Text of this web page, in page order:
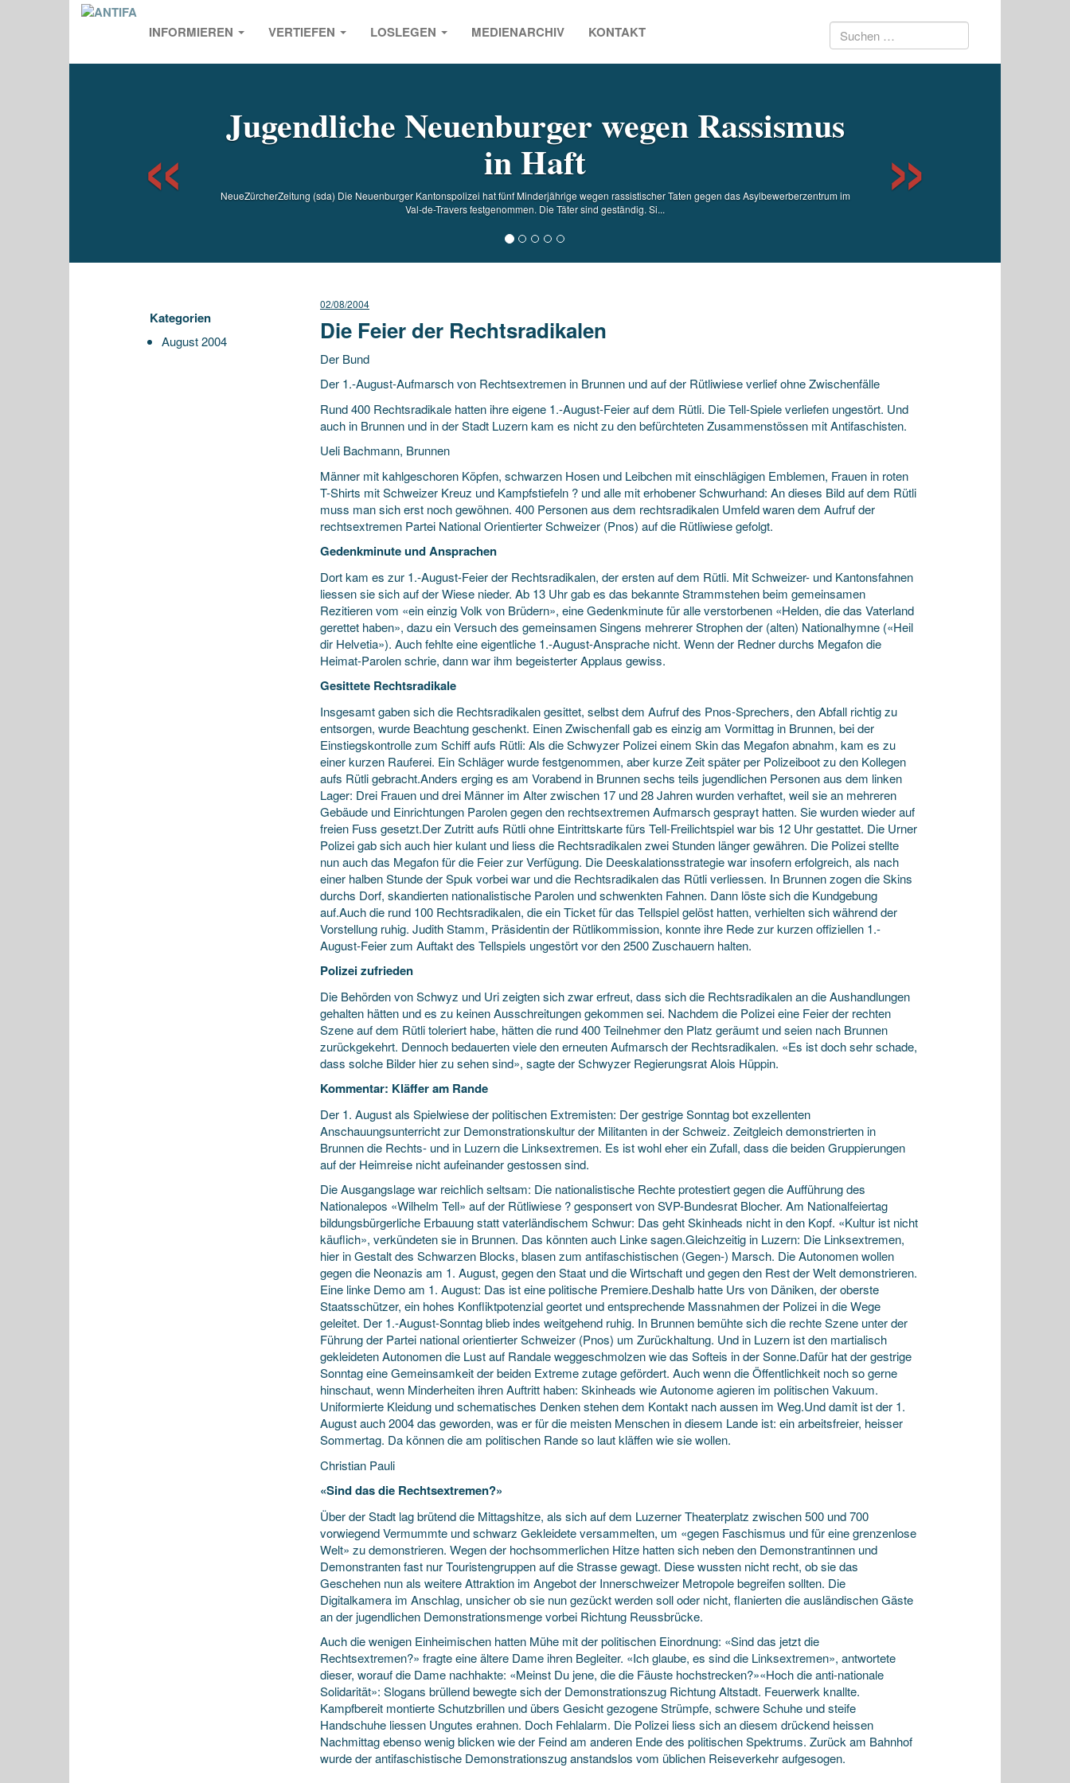
INFORMIEREN VERTIEFEN LOSLEGEN MEDIENARCHIV KONTAKT Suchen
Jugendliche Neuenburger wegen Rassismus
in Haft
NeueZürcherZeitung (sda) Die Neuenburger Kantonspolizei hat fünf Minderjährige wegen rassistischer Taten gegen das Asylbewerberzentrum im
Val-de-Travers festgenommen. Die Täter sind geständig. Si...
Previous
Kategorien
August 2004
02/08/2004
Die Feier der Rechtsradikalen
Der Bund
Der 1.-August-Aufmarsch von Rechtsextremen in Brunnen und auf der Rütliwiese verlief ohne Zwischenfälle
Rund 400 Rechtsradikale hatten ihre eigene 1.-August-Feier auf dem Rütli. Die Tell-Spiele verliefen ungestört. Und
auch in Brunnen und in der Stadt Luzernkam es nicht zu den befürchteten Zusammenstössen mit Antifaschisten.
Ueli Bachmann, Brunnen
Männer mit kahlgeschoren Köpfen, schwarzen Hosen und Leibchen mit einschlägigen Emblemen, Frauen in roten
T-Shirts mit Schweizer Kreuz und Kampfstiefeln ? und alle mit erhobener Schwurhand: An dieses Bild auf dem Rütli
muss man sich erst noch gewöhnen. 400 Personen aus dem rechtsradikalen Umfeld waren dem Aufruf der
rechtsextremen Partei National Orientierter Schweizer (Pnos) auf die Rütliwiese gefolgt.
Gedenkminute und Ansprachen
Dort kam es zur 1.-August-Feier der Rechtsradikalen, der ersten auf dem Rütli. Mit Schweizer- und Kantonsfahnen
liessen sie sich auf der Wiese nieder. Ab 13 Uhr gab es das bekannte Strammstehen beim gemeinsamen
Rezitieren vom «ein einzig Volk von Brüdern», eine Gedenkminute für alle verstorbenen «Helden, die das Vaterland
gerettet haben», dazu ein Versuch des gemeinsamen Singens mehrerer Strophen der (alten) Nationalhymne («Heil
dir Helvetia»). Auch fehlte eine eigentliche 1.-August-Ansprache nicht. Wenn der Redner durchs Megafon die
Heimat-Parolen schrie, dann war ihm begeisterter Applaus gewiss.
Gesittete Rechtsradikale
Insgesamt gaben sich die Rechtsradikalen gesittet, selbst dem Aufruf des Pnos-Sprechers, den Abfall richtig zu
entsorgen, wurde Beachtung geschenkt. Einen Zwischenfall gab es einzig am Vormittag in Brunnen, bei der
Einstiegskontrolle zum Schiff aufs Rütli: Als die Schwyzer Polizei einem Skin das Megafon abnahm, kam es zu
einer kurzen Rauferei. Ein Schläger wurde festgenommen, aber kurze Zeit später per Polizeiboot zu den Kollegen
aufs Rütli gebracht.Anders erging es am Vorabend in Brunnen sechs teils jugendlichen Personen aus dem linken
Lager: Drei Frauen und drei Männer im Alter zwischen 17 und 28 Jahren wurden verhaftet, weil sie an mehreren
Gebäude und Einrichtungen Parolen gegen den rechtsextremen Aufmarsch gesprayt hatten. Sie wurden wieder auf
freien Fuss gesetzt.Der Zutritt aufs Rütli ohne Eintrittskarte fürs Tell-Freilichtspiel war bis 12 Uhr gestattet. Die Urner
Polizei gab sich auch hier kulant und liess die Rechtsradikalen zwei Stunden länger gewähren. Die Polizei stellte
nun auch das Megafon für die Feier zur Verfügung. Die Deeskalationsstrategie war insofern erfolgreich, als nach
einer halben Stunde der Spuk vorbei war und die Rechtsradikalen das Rütli verliessen. In Brunnen zogen die Skins
durchs Dorf, skandierten nationalistische Parolen und schwenkten Fahnen. Dann löste sich die Kundgebung
auf.Auch die rund 100 Rechtsradikalen, die ein Ticket für das Tellspiel gelöst hatten, verhielten sich während der
Vorstellung ruhig. Judith Stamm, Präsidentin der Rütlikommission, konnte ihre Rede zur kurzen offiziellen 1.-
August-Feier zum Auftakt des Tellspiels ungestört vor den 2500 Zuschauern halten.
Polizei zufrieden
Die Behörden von Schwyz und Uri zeigten sich zwar erfreut, dass sich die Rechtsradikalen an die Aushandlungen
gehalten hätten und es zu keinen Ausschreitungen gekommen sei. Nachdem die Polizei eine Feier der rechten
Szene auf dem Rütli toleriert habe, hätten die rund 400 Teilnehmer den Platz geräumt und seien nach Brunnen
zurückgekehrt. Dennoch bedauerten viele den erneuten Aufmarsch der Rechtsradikalen. «Es ist doch sehr schade,
dass solche Bilder hier zu sehen sind», sagte der Schwyzer Regierungsrat Alois Hüppin.
Kommentar: Kläffer am Rande
Der 1. August als Spielwiese der politischen Extremisten: Der gestrige Sonntag bot exzellenten
Anschauungsunterricht zur Demonstrationskultur der Militanten in der Schweiz. Zeitgleich demonstrierten in
Brunnen die Rechts- und in Luzern die Linksextremen. Es ist wohl eher ein Zufall, dass die beiden Gruppierungen
auf der Heimreise nicht aufeinander gestossen sind.
Die Ausgangslage war reichlich seltsam: Die nationalistische Rechte protestiert gegen die Aufführung des
Nationalepos «Wilhelm Tell» auf der Rütliwiese ? gesponsert von SVP-Bundesrat Blocher. Am Nationalfeiertag
bildungsbürgerliche Erbauung statt vaterländischem Schwur: Das geht Skinheads nicht in den Kopf. «Kultur ist nicht
käuflich», verkündeten sie in Brunnen. Das könnten auch Linke sagen.Gleichzeitig in Luzern: Die Linksextremen,
hier in Gestalt des Schwarzen Blocks, blasen zum antifaschistischen (Gegen-) Marsch. Die Autonomen wollen
gegen die Neonazis am 1. August, gegen den Staat und die Wirtschaft und gegen den Rest der Welt demonstrieren.
Eine linke Demo am 1. August: Das ist eine politische Premiere.Deshalb hatte Urs von Däniken, der oberste
Staatsschützer, ein hohes Konfliktpotenzial geortet und entsprechende Massnahmen der Polizei in die Wege
geleitet. Der 1.-August-Sonntag blieb indes weitgehend ruhig. In Brunnen bemühte sich die rechte Szene unter der
Führung der Partei national orientierter Schweizer (Pnos) um Zurückhaltung. Und in Luzern ist den martialisch
gekleideten Autonomen die Lust auf Randale weggeschmolzen wie das Softeis in der Sonne.Dafür hat der gestrige
Sonntag eine Gemeinsamkeit der beiden Extreme zutage gefördert. Auch wenn die Öffentlichkeit noch so gerne
hinschaut, wenn Minderheiten ihren Auftritt haben: Skinheads wie Autonome agieren im politischen Vakuum.
Uniformierte Kleidung und schematisches Denken stehen dem Kontakt nach aussen im Weg.Und damit ist der 1.
August auch 2004 das geworden, was er für die meisten Menschen in diesem Lande ist: ein arbeitsfreier, heisser
Sommertag. Da können die am politischen Rande so laut kläffen wie sie wollen.
Christian Pauli
«Sind das die Rechtsextremen?»
Über der Stadt lag brütend die Mittagshitze, als sich auf dem Luzerner Theaterplatz zwischen 500 und 700
vorwiegend Vermummte und schwarz Gekleidete versammelten, um «gegen Faschismus und für eine grenzenlose
Welt» zu demonstrieren. Wegen der hochsommerlichen Hitze hatten sich neben den Demonstrantinnen und
Demonstranten fast nur Touristengruppen auf die Strasse gewagt. Diese wussten nicht recht, ob sie das
Geschehen nun als weitere Attraktion im Angebot der Innerschweizer Metropole begreifen sollten. Die
Digitalkamera im Anschlag, unsicher ob sie nun gezückt werden soll oder nicht, flanierten die ausländischen Gäste
an der jugendlichen Demonstrationsmenge vorbei Richtung Reussbrücke.
Auch die wenigen Einheimischen hatten Mühe mit der politischen Einordnung: «Sind das jetzt die
Rechtsextremen?» fragte eine ältere Dame ihren Begleiter. «Ich glaube, es sind die Linksextremen», antwortete
dieser, worauf die Dame nachhakte: «Meinst Du jene, die die Fäuste hochstrecken?»«Hoch die anti-nationale
Solidarität»: Slogans brüllend bewegte sich der Demonstrationszug Richtung Altstadt. Feuerwerk knallte.
Kampfbereit montierte Schutzbrillen und übers Gesicht gezogene Strümpfe, schwere Schuhe und steife
Handschuhe liessen Ungutes erahnen. Doch Fehlalarm. Die Polizei liess sich an diesem drückend heissen
Nachmittag ebenso wenig blicken wie der Feind am anderen Ende des politischen Spektrums. Zurück am Bahnhof
wurde der antifaschistische Demonstrationszug anstandslos vom üblichen Reiseverkehr aufgesogen.